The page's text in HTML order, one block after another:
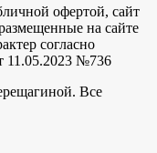
офертой, сайт
на сайте
согласно
11.05.2023 №736
Все